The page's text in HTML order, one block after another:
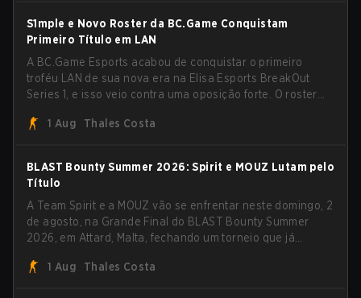
S1mple e Novo Roster da BC.Game Conquistam
Primeiro Título em LAN
A BC.Game Esports acabou de conquistar o primeiro
troféu LAN de sua nova era na Elisa Esports BreakOut
Series 1, e isso veio contra uma oposição forte. O roster
campanha com cinco vitórias seguidas e uma varrida
1 Aug Thales Costa
BLAST Bounty Summer 2026: Spirit e MOUZ Lutam pelo
Título
A Team Spirit e a MOUZ vão se enfrentar neste domingo, 2
de agosto, na Grande Final do BLAST Bounty Summer
2026, em Attard, Malta, fechando um torneio que já
1 Aug
Thales Costa